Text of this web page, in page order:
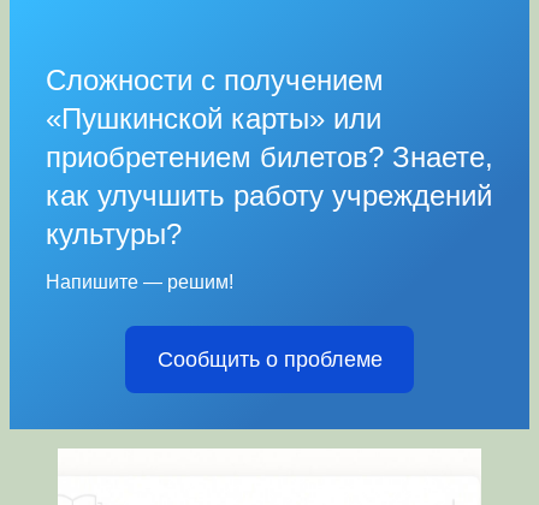
Сложности с получением
«Пушкинской карты» или
приобретением билетов? Знаете,
как улучшить работу учреждений
культуры?
Напишите — решим!
Сообщить о проблеме